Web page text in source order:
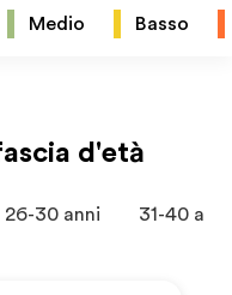
Medio Basso
d'età
26-30 anni 31-40 anni